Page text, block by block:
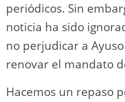
periódicos. Sin
noticia ha sido
no perjudicar a
renovar el mandato
Hacemos un repaso